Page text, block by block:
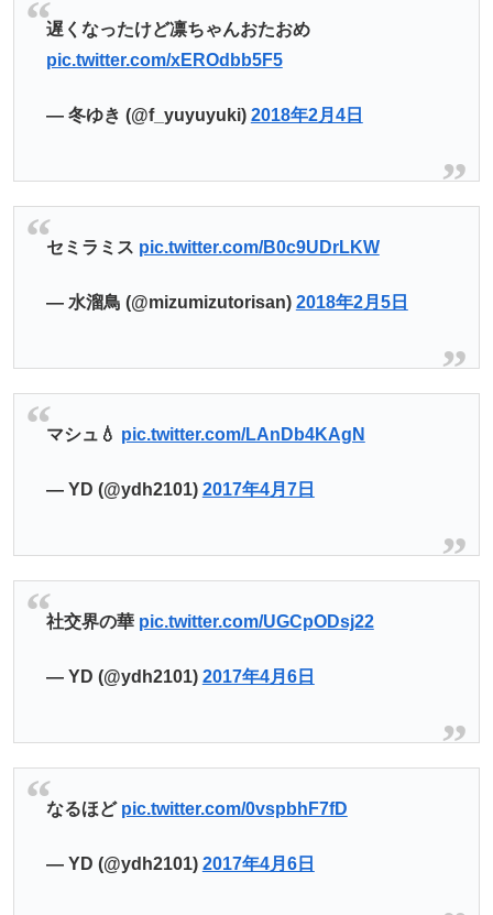
遅くなったけど凛ちゃんおたおめ
pic.twitter.com/xEROdbb5F5
— 冬ゆき (@f_yuyuyuki) 2018年2月4日
セミラミス pic.twitter.com/B0c9UDrLKW
— 水溜鳥 (@mizumizutorisan) 2018年2月5日
マシュ💧 pic.twitter.com/LAnDb4KAgN
— YD (@ydh2101) 2017年4月7日
社交界の華 pic.twitter.com/UGCpODsj22
— YD (@ydh2101) 2017年4月6日
なるほど pic.twitter.com/0vspbhF7fD
— YD (@ydh2101) 2017年4月6日